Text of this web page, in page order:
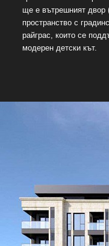
ще e вътрешният двор
пространство с
райграс, които се
модерен детски кът.